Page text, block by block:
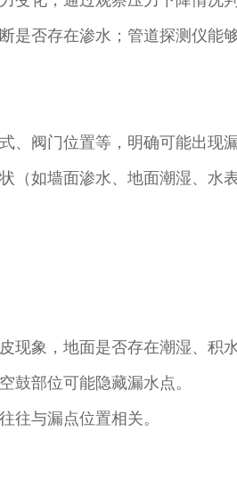
否存在渗水；管道探测仪能
阀门位置等，明确可能出现漏
（如墙面渗水、地面潮湿、水
象，地面是否存在潮湿、积
鼓部位可能隐藏漏水点。​
往与漏点位置相关。​